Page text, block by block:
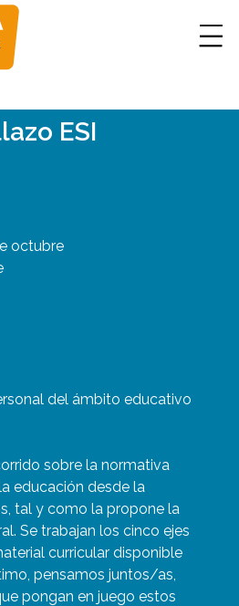
ESI
octubre
del ámbito educativo
sobre la normativa
educación desde la
tal y como la propone la
Se trabajan los cinco ejes
curricular disponible
pensamos juntos/as,
pongan en juego estos